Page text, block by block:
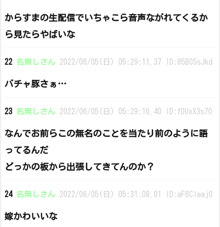
からすまの生配信でいちゃこら音声ながれてくるか
ら見たらやばいな
22 名無しさん 2022/06/05(日) 05:29:11.37 ID:85B0SsJkd
バチャ豚さぁ…
23 名無しさん 2022/06/05(日) 05:29:16.40 ID:fDUxX3s70
なんでお前らこの無名のことを当たり前のように語
ってるんだ
どっかの板から出張してきてんのか？
24 名無しさん 2022/06/05(日) 05:31:08.01 ID:aF6Cleaj0
嫁かわいいな